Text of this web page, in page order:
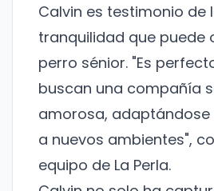
Calvin es testimonio de
tranquilidad que puede
perro sénior. "Es
buscan una compañía
amorosa,
a nuevos ambientes",
equipo de La Perla.